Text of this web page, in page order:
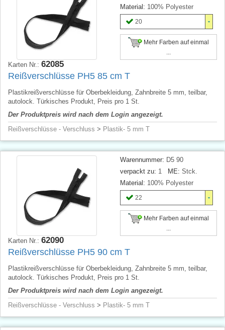
Material: 100% Polyester
20
Mehr Farben auf einmal
Karten Nr.: 62085
Reißverschlüsse PH5 85 cm T
Plastikreißverschlüsse für Oberbekleidung, Zahnbreite 5 mm, teilbar,
autolock. Türkisches Produkt, Preis pro 1 St.
Der Produktpreis wird nach dem Login angezeigt.
Reißverschlüsse - Verschluss > Plastik- 5 mm T
Warennummer: D5 90
verpackt zu: 1 ME: Stck.
Material: 100% Polyester
22
Mehr Farben auf einmal
Karten Nr.: 62090
Reißverschlüsse PH5 90 cm T
Plastikreißverschlüsse für Oberbekleidung, Zahnbreite 5 mm, teilbar,
autolock. Türkisches Produkt, Preis pro 1 St.
Der Produktpreis wird nach dem Login angezeigt.
Reißverschlüsse - Verschluss > Plastik- 5 mm T